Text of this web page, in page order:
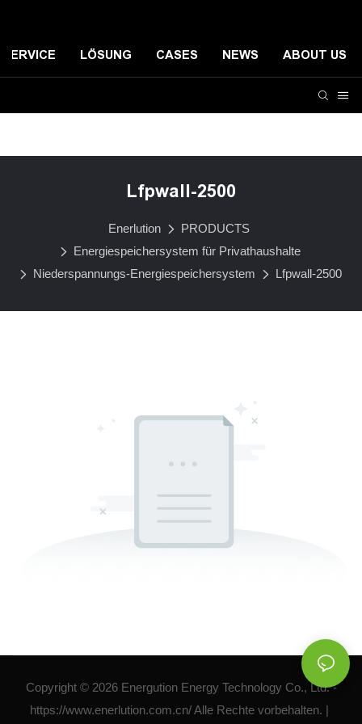
SERVICE LÖSUNG CASES NEWS ABOUT US
Lfpwall-2500
Enerlution
PRODUCTS
Energiespeichersystem für Privathaushalte
Niederspannungs-Energiespeichersystem
Lfpwall-2500
Copyright © 2026 Energution Energy Technology Co., Ltd. -
https://www.enerlution.com.cn/ Alle Rechte vorbehalten. |